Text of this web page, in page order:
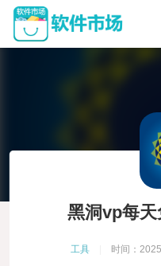
黑洞vp每
工具 时间：